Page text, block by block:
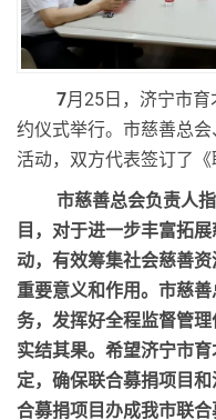
7月 25 日，济宁市
约仪式举行。市慈善总
活动，双方代表签订了《
市慈善总会负责人指
目，对于进一步丰富拓
动，有效筹集社会慈善
重要意义和作用。市慈
务，发挥好全程监督管
实结其果。希望济宁市
定，确保联合募捐项目
合募捐项目办成我市联